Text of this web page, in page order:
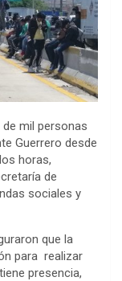
mil personas
Guerrero desde
horas,
de
sociales y
que la
para realizar
presencia,